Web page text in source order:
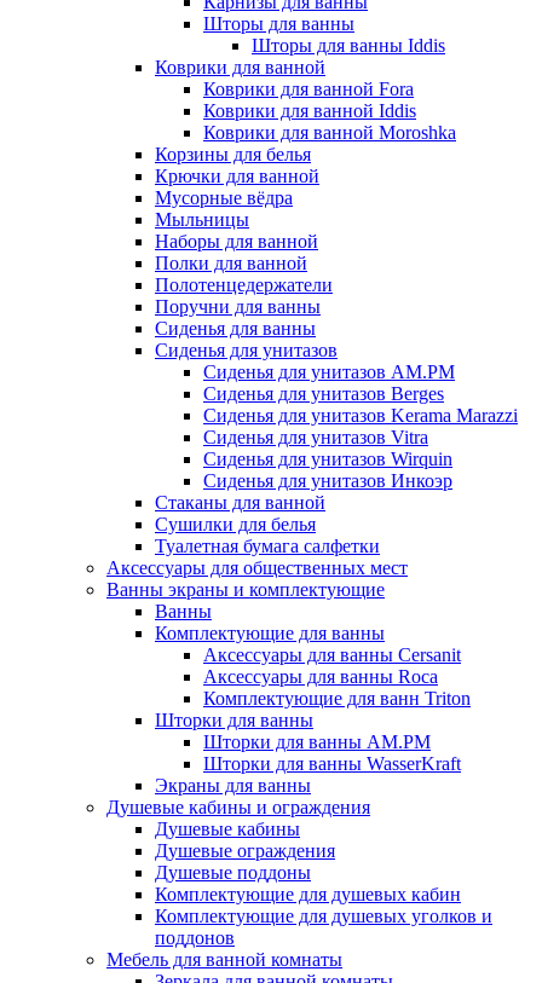
Шторы для ванны
Шторы для ванны Iddis
Коврики для ванной
Коврики для ванной Fora
Коврики для ванной Iddis
Коврики для ванной Moroshka
Корзины для белья
Крючки для ванной
Мусорные вёдра
Мыльницы
Наборы для ванной
Полки для ванной
Полотенцедержатели
Поручни для ванны
Сиденья для ванны
Сиденья для унитазов
Сиденья для унитазов AM.PM
Сиденья для унитазов Berges
Сиденья для унитазов Kerama Marazzi
Сиденья для унитазов Vitra
Сиденья для унитазов Wirquin
Сиденья для унитазов Инкоэр
Стаканы для ванной
Сушилки для белья
Туалетная бумага салфетки
Аксессуары для общественных мест
Ванны экраны и комплектующие
Ванны
Комплектующие для ванны
Аксессуары для ванны Cersanit
Аксессуары для ванны Roca
Комплектующие для ванн Triton
Шторки для ванны
Шторки для ванны AM.PM
Шторки для ванны WasserKraft
Экраны для ванны
Душевые кабины и ограждения
Душевые кабины
Душевые ограждения
Душевые поддоны
Комплектующие для душевых кабин
Комплектующие для душевых уголков и
поддонов
Мебель для ванной комнаты